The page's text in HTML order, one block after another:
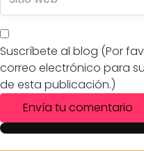
Suscríbete al blog (Por
correo electrónico para
de esta publicación.)
Envía tu comentario